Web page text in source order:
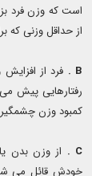
است که وزن فرد
از حداقل وزنی که
B .
فرد از
رفتارهایی پیش
کمبود وزن چشمگیر
C .
از وزن بدن
خودش قائل می